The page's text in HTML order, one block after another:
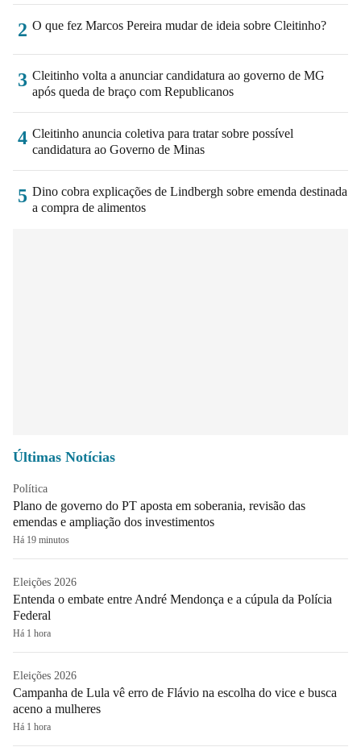
2 O que fez Marcos Pereira mudar de ideia sobre Cleitinho?
3 Cleitinho volta a anunciar candidatura ao governo de MG
após queda de braço com Republicanos
4 Cleitinho anuncia coletiva para tratar sobre possível
candidatura ao Governo de Minas
5 Dino cobra explicações de Lindbergh sobre emenda destinada
a compra de alimentos
Últimas Notícias
Política
Plano de governo do PT aposta em soberania, revisão das
emendas e ampliação dos investimentos
Há 19 minutos
Eleições 2026
Entenda o embate entre André Mendonça e a cúpula da Polícia
Federal
Há 1 hora
Eleições 2026
Campanha de Lula vê erro de Flávio na escolha do vice e busca
aceno a mulheres
Há 1 hora